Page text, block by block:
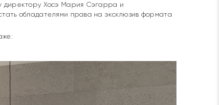
директору Хосэ Мария Сэгарра и
обладателями права на эксклюзив формата